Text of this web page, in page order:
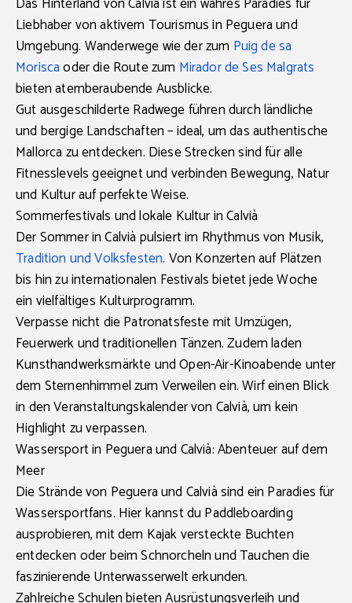
Liebhaber von aktivem Tourismus in Peguera und
Umgebung. Wanderwege wie der zum Puig de sa
Moriscaoder die Route zum Mirador de Ses Malgrats
bieten atemberaubende Ausblicke.
Gut ausgeschilderte Radwege führen durch ländliche
und bergige Landschaften – ideal, um das authentische
Mallorca zu entdecken. Diese Strecken sind für alle
Fitnesslevels geeignet und verbinden Bewegung, Natur
und Kultur auf perfekte Weise.
Sommerfestivals und lokale Kultur in Calvià
Der Sommer in Calvià pulsiert im Rhythmus von Musik,
Tradition und Volksfesten. Von Konzerten auf Plätzen
bis hin zu internationalen Festivals bietet jede Woche
ein vielfältiges Kulturprogramm.
Verpasse nicht die Patronatsfeste mit Umzügen,
Feuerwerk und traditionellen Tänzen. Zudem laden
Kunsthandwerksmärkte und Open-Air-Kinoabende unter
dem Sternenhimmel zum Verweilen ein. Wirf einen Blick
in den Veranstaltungskalender von Calvià, um kein
Highlight zu verpassen.
Wassersport in Peguera und Calvià: Abenteuer auf dem
Meer
Die Strände von Peguera und Calvià sind ein Paradies für
Wassersportfans. Hier kannst du Paddleboarding
ausprobieren, mit dem Kajak versteckte Buchten
entdecken oder beim Schnorcheln und Tauchen die
faszinierende Unterwasserwelt erkunden.
Zahlreiche Schulen bieten Ausrüstungsverleih und